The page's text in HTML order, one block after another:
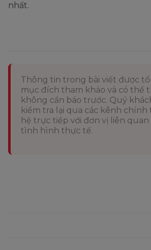
nhất.
Thông tin trong bài viết được
mục đích tham khảo và có thể
không cần báo trước. Quý
kiểm tra lại qua các kênh chính
hệ trực tiếp với đơn vị liên
tình hình thực tế.